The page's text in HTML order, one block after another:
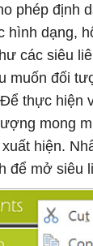
phép định
hình dạng,
các siêu
muốn đối
thực hiện
mong
hiện.
để mở siêu